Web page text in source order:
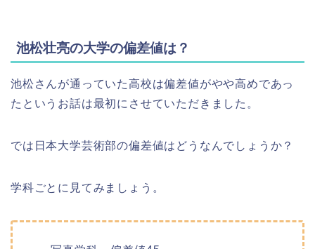
池松壮亮の大学の偏差値は？
池松さんが通っていた高校は偏差値がやや高めであっ
たというお話は最初にさせていただきました。
では日本大学芸術部の偏差値はどうなんでしょうか？
学科ごとに見てみましょう。